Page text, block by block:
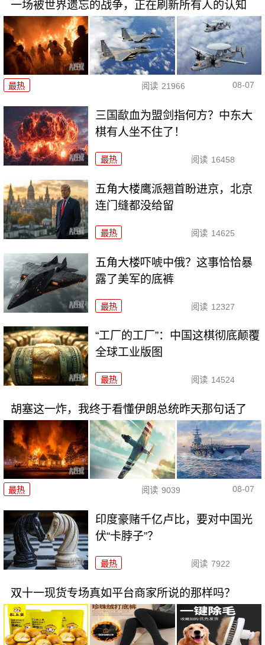
一场被世界遗忘的战争，正在刷新所有人的认知
最热 阅读 21966 08-07
三国歃血为盟剑指何方？中东大
棋有人坐不住了！
最热 阅读 16458
五角大楼鹰派翘首盼进京，北京
连门缝都没给留
最热 阅读 14625
五角大楼吓唬中俄？这事恰恰暴
露了美军的底裤
最热 阅读 12327
“工厂的工厂”：中国这棋彻底颠覆
全球工业版图
最热 阅读 14524
胡塞这一炸，我终于看懂伊朗总统昨天那句话了
最热 阅读 9039 08-07
印度豪赌千亿卢比，要对中国光
伏“卡脖子”？
最热 阅读 7922
双十一现货专场真如平台商家所说的那样吗？